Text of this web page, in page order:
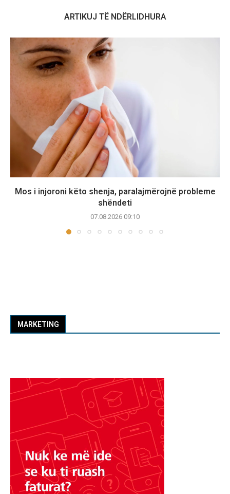
ARTIKUJ TË NDËRLIDHURA
Mos i injoroni këto shenja, paralajmërojnë probleme
shëndeti
07.08.2026 09:10
MARKETING